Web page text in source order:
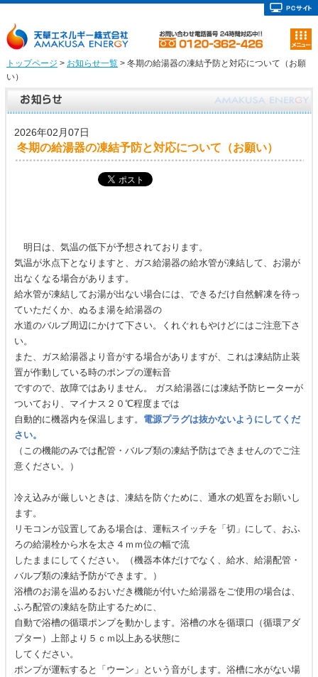
トップページ > お知らせ一覧> 冬期の給湯器の凍結予防と対応について（お願
い）
2026年02月07日
冬期の給湯器の凍結予防と対応について（お願い）
明日は、気温の低下が予想されております。
気温が氷点下となりますと、ガス給湯器の給水管が凍結して、お湯が
出なくなる場合があります。
給水管が凍結してお湯が出ない場合には、できるだけ自然解凍を待っ
ていただくか、ぬるま湯を給湯器の
水道のバルブ周辺にかけて下さい。くれぐれもやけどにはご注意下さ
い。
また、ガス給湯器より音がする場合がありますが、これは凍結防止装
置が作動している時のポンプの運転音
ですので、故障ではありません。 ガス給湯器には凍結予防ヒーターが
ついており、マイナス２０℃程度までは
自動的に機器内を保温します。 電源プラグは抜かないようにしてくだ
さい。
（この機能のみでは配管・バルブ類の凍結予防はできませんのでご注
意ください。）
冷え込みが厳しいときは、凍結を防ぐために、通水の処置をお願いし
ます。
リモコンが設置してある場合は、運転スイッチを「切」にして、おふ
ろの給湯栓から水を太さ４ｍｍ位の幅で流
したままにしてください。（機器本体だけでなく、給水、給湯配管・
バルブ類の凍結予防ができます。）
浴槽のお湯を温めるおいだき機能が付いた給湯器をご使用の場合は、
ふろ配管の凍結を防止するために、
自動で浴槽の循環ポンプを動かします。浴槽の水を循環口（循環アダ
プター）上部より５ｃｍ以上ある状態に
してください。
ポンプが運転すると「ウーン」という音がします。浴槽に水がない場